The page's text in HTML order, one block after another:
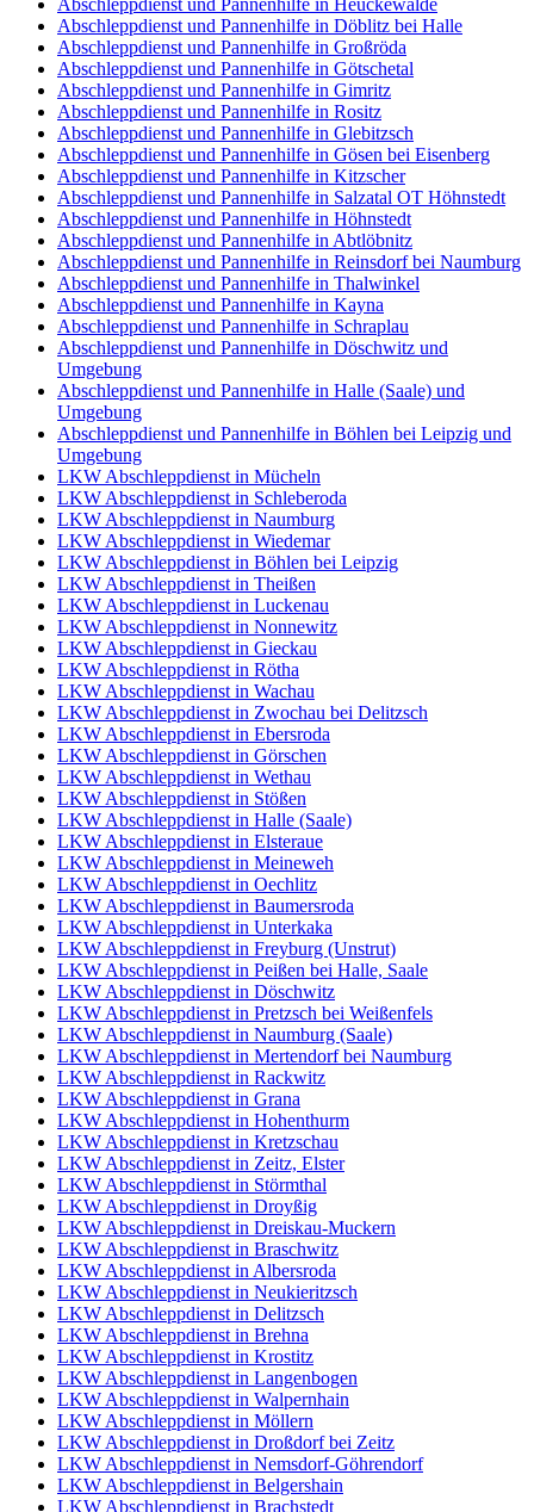
Abschleppdienst und Pannenhilfe in Heuckewalde
Abschleppdienst und Pannenhilfe in Döblitz bei Halle
Abschleppdienst und Pannenhilfe in Großröda
Abschleppdienst und Pannenhilfe in Götschetal
Abschleppdienst und Pannenhilfe in Gimritz
Abschleppdienst und Pannenhilfe in Rositz
Abschleppdienst und Pannenhilfe in Glebitzsch
Abschleppdienst und Pannenhilfe in Gösen bei Eisenberg
Abschleppdienst und Pannenhilfe in Kitzscher
Abschleppdienst und Pannenhilfe in Salzatal OT Höhnstedt
Abschleppdienst und Pannenhilfe in Höhnstedt
Abschleppdienst und Pannenhilfe in Abtlöbnitz
Abschleppdienst und Pannenhilfe in Reinsdorf bei Naumburg
Abschleppdienst und Pannenhilfe in Thalwinkel
Abschleppdienst und Pannenhilfe in Kayna
Abschleppdienst und Pannenhilfe in Schraplau
Abschleppdienst und Pannenhilfe in Döschwitz und
Umgebung
Abschleppdienst und Pannenhilfe in Halle (Saale) und
Umgebung
Abschleppdienst und Pannenhilfe in Böhlen bei Leipzig und
Umgebung
LKW Abschleppdienst in Mücheln
LKW Abschleppdienst in Schleberoda
LKW Abschleppdienst in Naumburg
LKW Abschleppdienst in Wiedemar
LKW Abschleppdienst in Böhlen bei Leipzig
LKW Abschleppdienst in Theißen
LKW Abschleppdienst in Luckenau
LKW Abschleppdienst in Nonnewitz
LKW Abschleppdienst in Gieckau
LKW Abschleppdienst in Rötha
LKW Abschleppdienst in Wachau
LKW Abschleppdienst in Zwochau bei Delitzsch
LKW Abschleppdienst in Ebersroda
LKW Abschleppdienst in Görschen
LKW Abschleppdienst in Wethau
LKW Abschleppdienst in Stößen
LKW Abschleppdienst in Halle (Saale)
LKW Abschleppdienst in Elsteraue
LKW Abschleppdienst in Meineweh
LKW Abschleppdienst in Oechlitz
LKW Abschleppdienst in Baumersroda
LKW Abschleppdienst in Unterkaka
LKW Abschleppdienst in Freyburg (Unstrut)
LKW Abschleppdienst in Peißen bei Halle, Saale
LKW Abschleppdienst in Döschwitz
LKW Abschleppdienst in Pretzsch bei Weißenfels
LKW Abschleppdienst in Naumburg (Saale)
LKW Abschleppdienst in Mertendorf bei Naumburg
LKW Abschleppdienst in Rackwitz
LKW Abschleppdienst in Grana
LKW Abschleppdienst in Hohenthurm
LKW Abschleppdienst in Kretzschau
LKW Abschleppdienst in Zeitz, Elster
LKW Abschleppdienst in Störmthal
LKW Abschleppdienst in Droyßig
LKW Abschleppdienst in Dreiskau-Muckern
LKW Abschleppdienst in Braschwitz
LKW Abschleppdienst in Albersroda
LKW Abschleppdienst in Neukieritzsch
LKW Abschleppdienst in Delitzsch
LKW Abschleppdienst in Brehna
LKW Abschleppdienst in Krostitz
LKW Abschleppdienst in Langenbogen
LKW Abschleppdienst in Walpernhain
LKW Abschleppdienst in Möllern
LKW Abschleppdienst in Droßdorf bei Zeitz
LKW Abschleppdienst in Nemsdorf-Göhrendorf
LKW Abschleppdienst in Belgershain
LKW Abschleppdienst in Brachstedt